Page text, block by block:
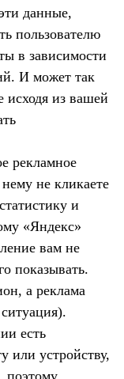
данные,
пользователю
в зависимости
И может так
исходя из вашей
рекламное
не кликаете
и
«Яндекс»
вам не
показывать.
а реклама
есть
или устройству,
поэтому